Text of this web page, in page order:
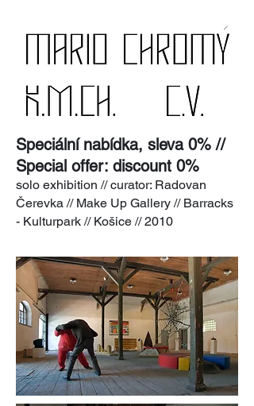
Speciální nabídka, sleva 0% //
Special offer: discount 0%
solo exhibition // curator: Radovan
Čerevka // Make Up Gallery // Barracks
- Kulturpark // Košice // 2010